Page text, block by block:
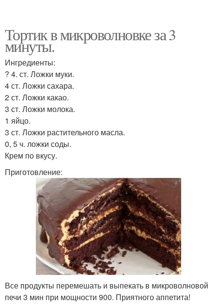
Тортик в микроволновке за 3
минуты.
Ингредиенты:
? 4. ст. Ложки муки.
4 ст. Ложки сахара.
2 ст. Ложки какао.
3 ст. Ложки молока.
1 яйцо.
3 ст. Ложки растительного масла.
0, 5 ч. ложки соды.
Крем по вкусу.
Приготовление:
Все продукты перемешать и выпекать в микроволновой
печи 3 мин при мощности 900. Приятного аппетита!